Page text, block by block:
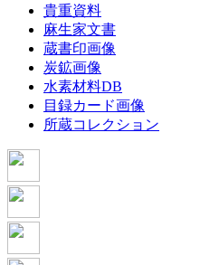
貴重資料
麻生家文書
蔵書印画像
炭鉱画像
水素材料DB
目録カード画像
所蔵コレクション